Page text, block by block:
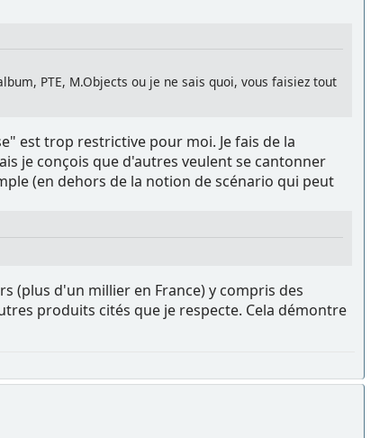
PTE, M.Objects ou je ne sais quoi, vous faisiez tout
est trop restrictive pour moi. Je fais de la
je conçois que d'autres veulent se cantonner
(en dehors de la notion de scénario qui peut
(plus d'un millier en France) y compris des
produits cités que je respecte. Cela démontre